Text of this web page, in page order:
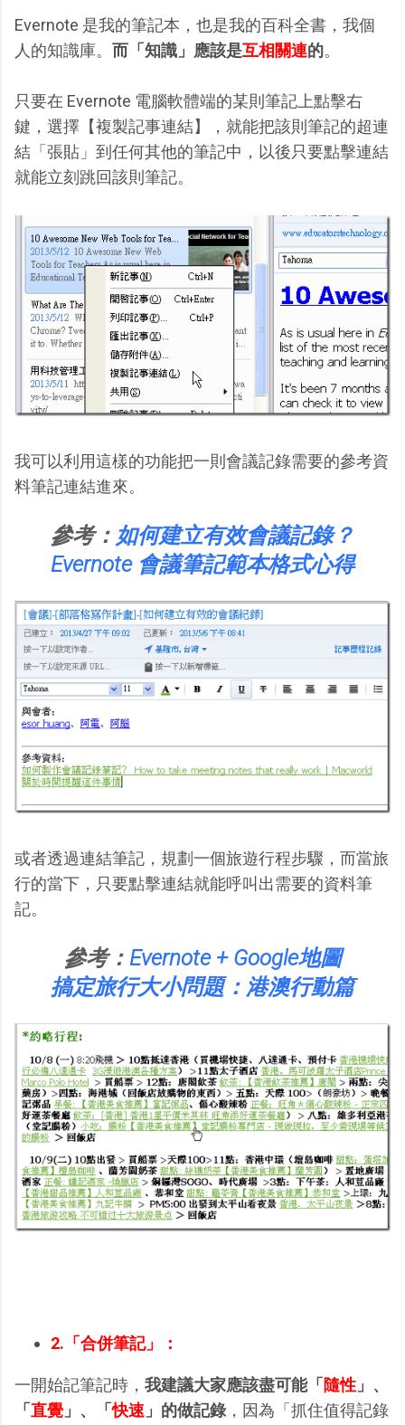
Evernote 是我的筆記本，也是我的百科全書，我個
人的知識庫。 而「知識」應該是互相關連的。
只要在 Evernote 電腦軟體端的某則筆記上點擊右
鍵，選擇【複製記事連結】，就能把該則筆記的超連
結「張貼」到任何其他的筆記中，以後只要點擊連結
就能立刻跳回該則筆記。
我可以利用這樣的功能把一則會議記錄需要的參考資
料筆記連結進來。
參考： 如何建立有效會議記錄？
Evernote 會議筆記範本格式心得
或者透過連結筆記，規劃一個旅遊行程步驟，而當旅
行的當下，只要點擊連結就能呼叫出需要的資料筆
記。
參考： Evernote + Google地圖
搞定旅行大小問題：港澳行動篇
2.「合併筆記」：
一開始記筆記時， 我建議大家應該盡可能「 隨性 」、
「 直覺 」、「快速 」的做記錄，因為「抓住值得記錄